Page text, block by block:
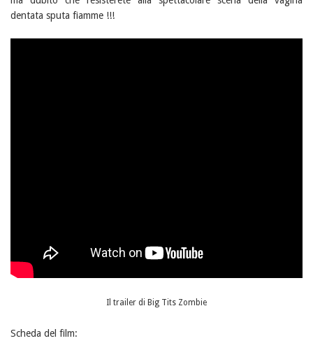
dentata sputa fiamme !!!
Il trailer di Big Tits Zombie
Scheda del film: